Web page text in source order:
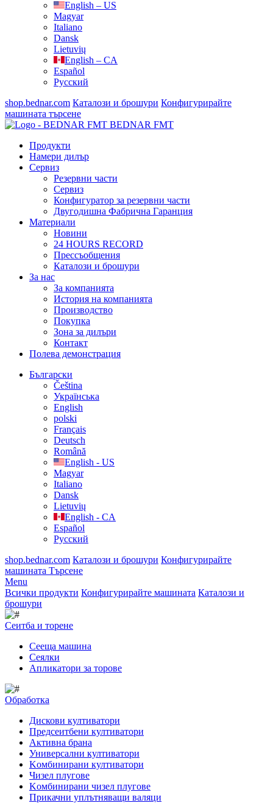
English – US
Magyar
Italiano
Dansk
Lietuvių
English – CA
Español
Русский
shop.bednar.com Каталози и брошури Конфигурирайте
машината търсене
BEDNAR FMT
Продукти
Намери дилър
Сервиз
Резервни части
Сервиз
Конфигуратор за резервни части
Двугодишна Фабрична Гаранция
Материали
Новини
24 HOURS RECORD
Прессъобщения
Каталози и брошури
За нас
За компанията
История на компанията
Производство
Покупка
Зона за дилъри
Контакт
Полева демонстрация
Български
Čeština
Українська
English
polski
Français
Deutsch
Română
English - US
Magyar
Italiano
Dansk
Lietuvių
English - CA
Español
Русский
shop.bednar.com Каталози и брошури Конфигурирайте
машината Търсене
Menu
Всички продукти Конфигурирайте машината Каталози и
брошури
Сеитба и торене
Cееща машина
Cеялки
Апликатори за торове
Обработка
Дискови култиватори
Предсеитбени култиватори
Активна брана
Универсални култиватори
Kомбинирани култиватори
Чизел плугове
Kомбинирани чизел плугове
Прикачни уплътняващи валяци